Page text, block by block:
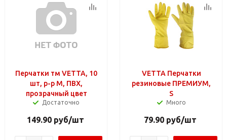
Перчатки тм VETTA, 10
шт, р-р M, ПВХ,
прозрачный цвет
Достаточно
149.90руб/шт
VETTA Перчатки
резиновые ПРЕМИУМ,
S
Много
79.90 руб/шт